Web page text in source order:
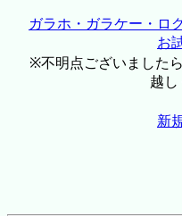
ガラホ・ガラケー・ロ
お
※不明点ございました
越し
新